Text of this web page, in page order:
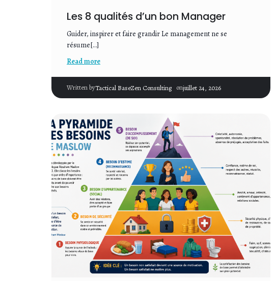
Les 8 qualités d’un bon Manager
Guider, inspirer et faire grandir Le management ne se
résume[…]
Read more
Written byTactical BaseZen Consulting onjuillet 24, 2026